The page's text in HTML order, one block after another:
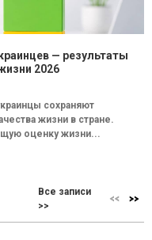
— результаты
2026
сохраняют
жизни в стране.
оценку жизни...
Все записи
>>